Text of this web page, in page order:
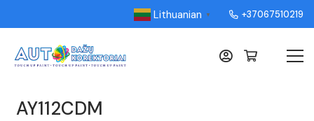
Lithuanian ▼ +37067510219
AY112CDM